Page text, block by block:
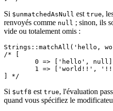
Si $unmatchedAsNull est true,
renvoyés comme null ; sinon, ils
vide ou totalement omis :
Strings::matchAll('hello,
/* [
Si $utf8 est true, l'évaluation
quand vous spécifiez le